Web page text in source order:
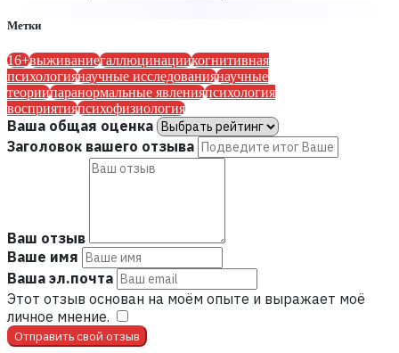
Метки
16+выживаниегаллюцинациикогнитивная
психологиянаучные исследованиянаучные
теориипаранормальные явленияпсихология
восприятияпсихофизиология
Ваша общая оценка
Заголовок вашего отзыва
Ваш отзыв
Ваше имя
Ваша эл.почта
Этот отзыв основан на моём опыте и выражает моё
личное мнение.
Отправить свой отзыв